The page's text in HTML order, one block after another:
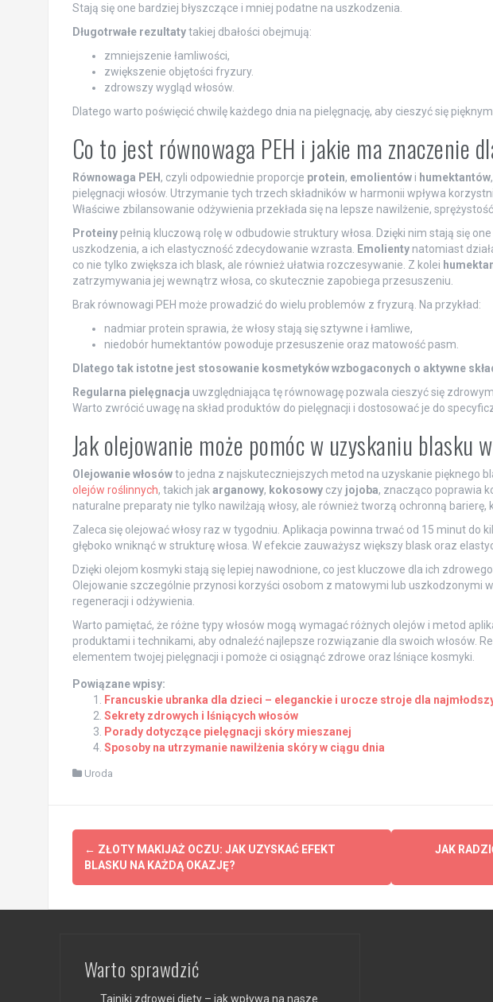
Stają się one bardziej błyszczące i mniej podatne na uszkodzenia.
Długotrwałe rezultatytakiej dbałości obejmują:
zmniejszenie łamliwości,
zwiększenie objętości fryzury.
zdrowszy wygląd włosów.
Dlatego warto poświęcić chwilę każdego dnia na pielęgnację, aby cieszyć się
Co to jest równowaga PEH i jakie ma znaczenie
Równowaga PEH , czyli odpowiednie proporcje protein, emolientówi humektantów
pielęgnacji włosów. Utrzymanie tych trzech składników w harmonii wpływa
Właściwe zbilansowanie odżywienia przekłada się na lepsze nawilżenie,
Proteinypełnią kluczową rolę w odbudowie struktury włosa. Dzięki nim stają się
uszkodzenia, a ich elastyczność zdecydowanie wzrasta.
Emolientynatomiast
co nie tylko zwiększa ich blask, ale również ułatwia rozczesywanie. Z kolei
zatrzymywania jej wewnątrz włosa, co skutecznie zapobiega przesuszeniu.
Brak równowagi PEH może prowadzić do wielu problemów z fryzurą. Na przykład:
nadmiar protein sprawia, że włosy stają się sztywne i łamliwe,
niedobór humektantów powoduje przesuszenie oraz matowość pasm.
Dlatego tak istotne jest stosowanie kosmetyków wzbogaconych o aktywne
Regularna pielęgnacja uwzględniająca tę równowagę pozwala cieszyć się
Warto zwrócić uwagę na skład produktów do pielęgnacji i dostosować je do
Jak olejowanie może pomóc w uzyskaniu blasku
Olejowanie włosówto jedna z najskuteczniejszych metod na uzyskanie pięknego
olejów roślinnych, takich jak arganowy, kokosowyczy jojoba, znacząco poprawia
naturalne preparaty nie tylko nawilżają włosy, ale również tworzą ochronną barierę,
Zaleca się olejować włosy raz w tygodniu. Aplikacja powinna trwać od 15 minut do
głęboko wniknąć w strukturę włosa. W efekcie zauważysz większy blask oraz
Dzięki olejom kosmyki stają się lepiej nawodnione, co jest kluczowe dla ich
Olejowanie szczególnie przynosi korzyści osobom z matowymi lub uszkodzonymi
regeneracji i odżywienia.
Warto pamiętać, że różne typy włosów mogą wymagać różnych olejów i metod
produktami i technikami, aby odnaleźć najlepsze rozwiązanie dla swoich włosów.
elementem twojej pielęgnacji i pomoże ci osiągnąć zdrowe oraz lśniące kosmyki.
Powiązane wpisy:
Francuskie ubranka dla dzieci – eleganckie i urocze stroje dla
Sekrety zdrowych i lśniących włosów
Porady dotyczące pielęgnacji skóry mieszanej
Sposoby na utrzymanie nawilżenia skóry w ciągu dnia
Uroda
Post
navigation
← ZŁOTY MAKIJAŻ OCZU: JAK UZYSKAĆ EFEKT
BLASKU NA KAŻDĄ OKAZJĘ?
JAK
Warto sprawdzić
Tajniki zdrowej diety – jak wpływa na nasze